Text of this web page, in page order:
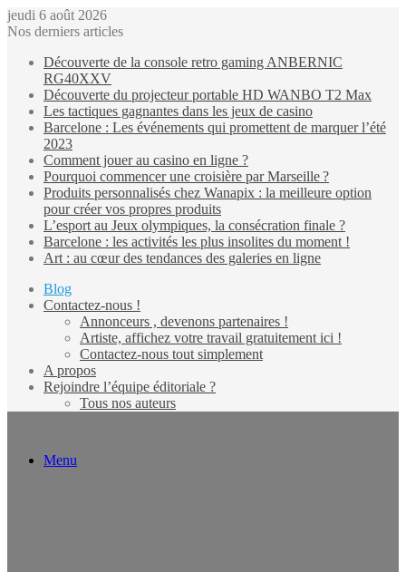
jeudi 6 août 2026
Nos derniers articles
Découverte de la console retro gaming ANBERNIC
RG40XXV
Découverte du projecteur portable HD WANBO T2 Max
Les tactiques gagnantes dans les jeux de casino
Barcelone : Les événements qui promettent de marquer l’été
2023
Comment jouer au casino en ligne ?
Pourquoi commencer une croisière par Marseille ?
Produits personnalisés chez Wanapix : la meilleure option
pour créer vos propres produits
L’esport au Jeux olympiques, la consécration finale ?
Barcelone : les activités les plus insolites du moment !
Art : au cœur des tendances des galeries en ligne
Blog
Contactez-nous !
Annonceurs , devenons partenaires !
Artiste, affichez votre travail gratuitement ici !
Contactez-nous tout simplement
A propos
Rejoindre l’équipe éditoriale ?
Tous nos auteurs
Menu